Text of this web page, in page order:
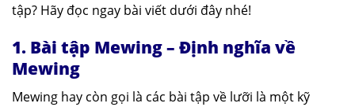
tập? Hãy đọc ngay bài viết dưới đây nhé!
1. Bài tập Mewing – Định nghĩa về
Mewing
Mewing hay còn gọi là các bài tập về lưỡi là một kỹ